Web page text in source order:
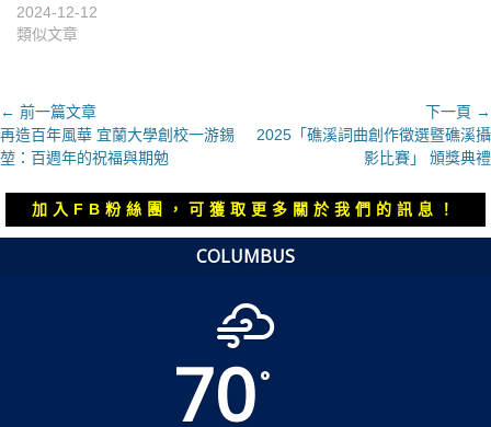
2024-12-12
類似文章
文
章
導
覽
← 前一篇文章
上
一
章：
再造百年風華 宜蘭大學創校一游錫
堃：百週年的祝福與期勉
下一頁 →
下
文
章：
2025「礁溪詞曲創作徵選暨礁溪攝
影比賽」 頒獎典禮
加入FB粉絲團，可獲取更多關於我們的訊息！
COLUMBUS
70°